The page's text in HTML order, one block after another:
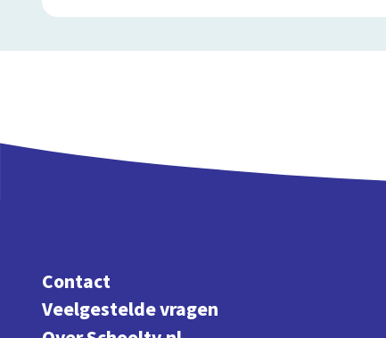
Contact
Veelgestelde vragen